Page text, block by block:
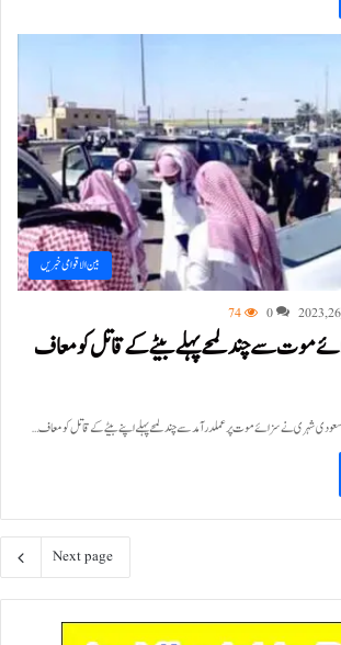
بین الاقوامی خبریں
0
74
موت سے چند لمحے پہلے بیٹے کے قاتل کو معاف
Next page